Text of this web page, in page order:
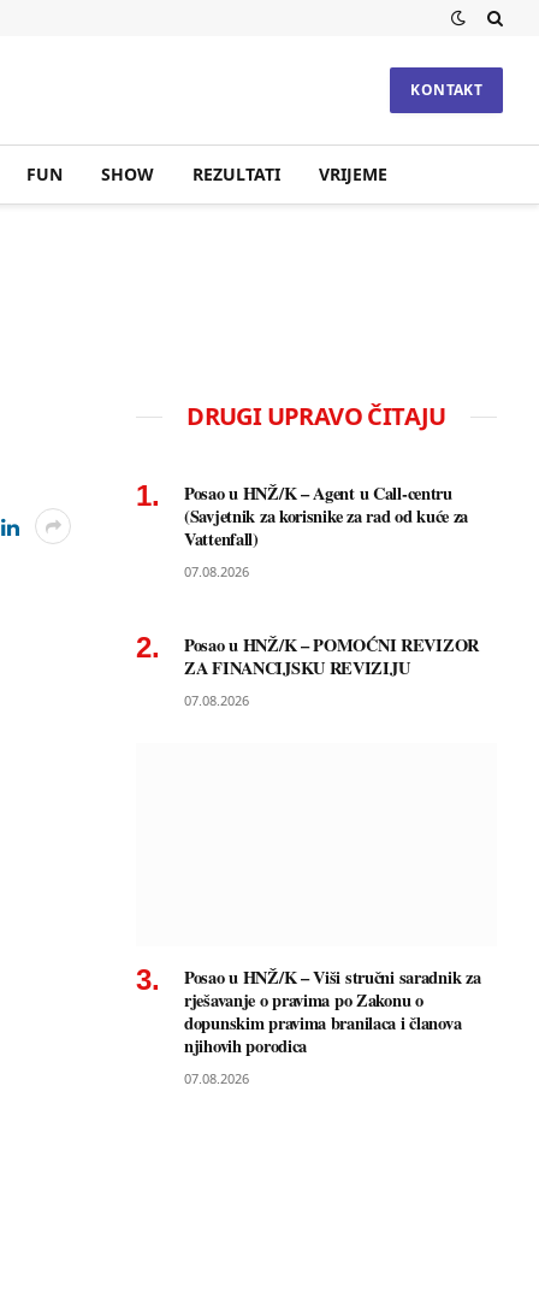
KONTAKT
FUN SHOW REZULTATI VRIJEME
DRUGI UPRAVO ČITAJU
Posao u HNŽ/K – Agent u Call-centru
(Savjetnik za korisnike za rad od kuće za
Vattenfall)
07.08.2026
Posao u HNŽ/K – POMOĆNI REVIZOR
ZA FINANCIJSKU REVIZIJU
07.08.2026
Posao u HNŽ/K – Viši stručni saradnik za
rješavanje o pravima po Zakonu o
dopunskim pravima branilaca i članova
njihovih porodica
07.08.2026